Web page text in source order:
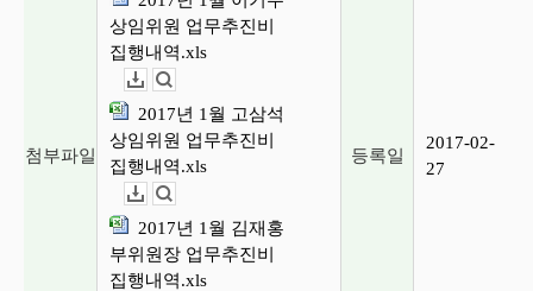
첨부파일
상임위원 업무추진비
집행내역.xls
2017년 1월 고삼석
상임위원 업무추진비
집행내역.xls
2017년 1월 김재홍
부위원장 업무추진비
집행내역.xls
등록일
2017-02-
27